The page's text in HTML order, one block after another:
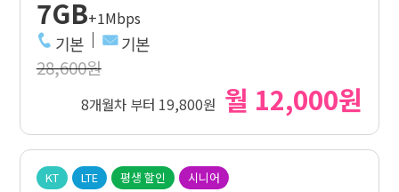
7GB+1Mbps
기본 기본
28,600원
8개월차 부터 19,800원 월 12,000원
KT LTE 평생 할인 시니어